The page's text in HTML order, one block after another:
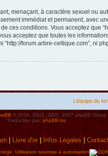
menaçant, à caractère sexuel ou
immédiat et permanent, avec
ces conditions. Vous acceptez que
acceptez que toutes les
forum.arbre-celtique.com”, ni
L’équipe du
© 2000, 2002, 2005, 2007 phpBB Group
Traduction par:phpBB.biz
|Livre d'or|Infos Lègales|
Utilisation soumise à autorisation